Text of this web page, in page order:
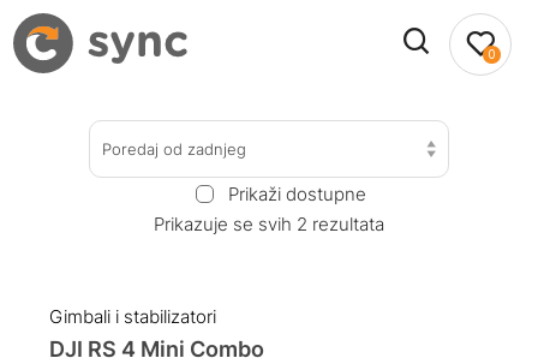
0
Poredaj od zadnjeg
Prikaži dostupne
Prikazuje se svih 2 rezultata
Gimbali i stabilizatori
DJI RS 4 Mini Combo